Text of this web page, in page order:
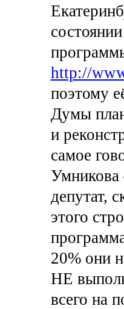
http://
поэтому
Думы
и
самое
Умникова
депутат,
этого
20% они
НЕ
всего на